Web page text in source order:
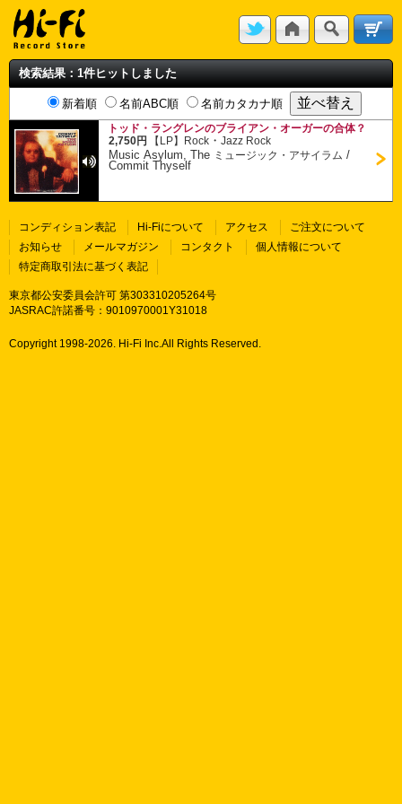
検索結果：1件ヒットしました
新着順 名前ABC順 名前カタカナ順
トッド・ラングレンのブライアン・オーガーの合体？
2,750円
【LP】 Rock ・Jazz Rock
Music Asylum, The ミュージック・アサイラム /
Commit Thyself
コンディション表記 Hi-Fiについて アクセス
ご注文について
お知らせ
メールマガジン コンタクト
個人情報について
特定商取引法に基づく表記
東京都公安委員会許可 第303310205264号
JASRAC許諾番号：9010970001Y31018
Copyright 1998-2026. Hi-Fi Inc.All Rights Reserved.